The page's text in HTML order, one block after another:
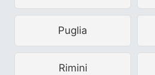
Puglia
Rimini